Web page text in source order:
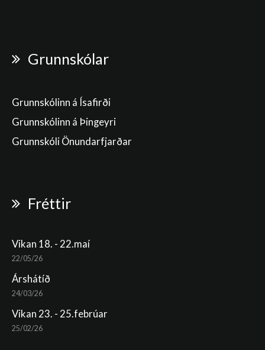
Grunnskólar
Grunnskólinn á Ísafirði
Grunnskólinn á Þingeyri
Grunnskóli Önundarfjarðar
Fréttir
Vikan 18. - 22.maí
22/05/26
Árshátíð
24/03/26
Vikan 23. - 25.febrúar
25/02/26